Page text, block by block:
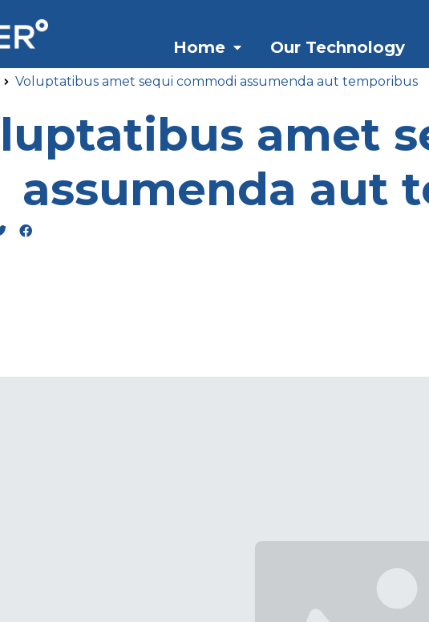
Home Our Technology
Voluptatibus amet sequi commodi assumenda aut temporibus
amet
assumenda aut